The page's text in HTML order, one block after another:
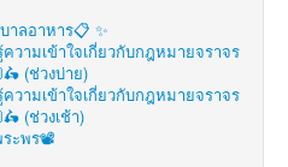
าลอาหาร📋 ✨
วามเข้าใจเกี่ยวกับกฎหมายจราจร
(ช่วงบ่าย)
วามเข้าใจเกี่ยวกับกฎหมายจราจร
(ช่วงเช้า)
ะพร📽